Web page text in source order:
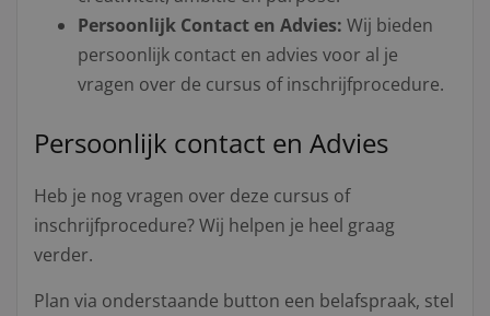
Persoonlijk Contact en Advies: Wij bieden
persoonlijk contact en advies voor al je
vragen over de cursus of inschrijfprocedure.
Persoonlijk contact en Advies
Heb je nog vragen over deze cursus of
inschrijfprocedure? Wij helpen je heel graag
verder.
Plan via onderstaande button een belafspraak, stel